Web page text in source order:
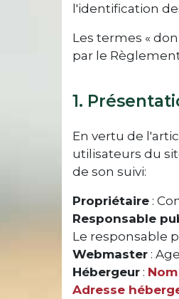
l'identification
Les termes «
par le
1.
En vertu de
utilisateurs du
de son suivi:
Propriétaire :
Responsable
Le responsable
Webmaster :
Hébergeur :
Adresse